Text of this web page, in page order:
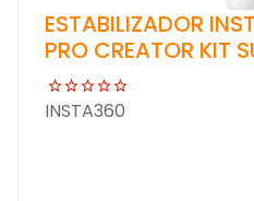
ESTABILIZADOR
PRO CREATOR KIT
INSTA360